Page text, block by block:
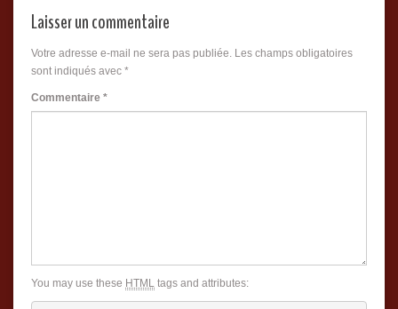
Laisser un commentaire
Votre adresse e-mail ne sera pas publiée. Les champs obligatoires
sont indiqués avec *
Commentaire *
You may use these HTML tags and attributes: